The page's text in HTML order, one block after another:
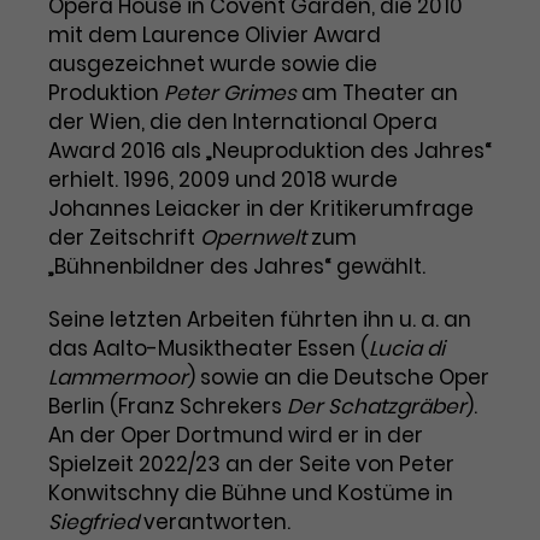
Benutzer*in wiedererkannt werden,
und es wird Zugang zu
geschützten Bereichen gewährt.
Name cookie_optin
Anbieter TYPO3
Laufzeit 1 Monat
Zweck
Enthält die gewählten Tracking-
Optin-Einstellungen.
Laufzeit 2 Jahre
Zweck
Dieses Cookie wird von Google
Analytics installiert. Das Cookie
wird verwendet, um
Besucher*innen-, Sitzungs- und
Kampagnendaten zu berechnen
und die Nutzung der Website für
den Analysebericht der Website zu
verfolgen. Die Cookies speichern
Informationen anonym und weisen
eine zufallsgenerierte Nummer zu,
um Besuche zu erkennen.
Name _gid
Anbieter Google Analytics
Marketing
Diese Gruppe beinhaltet alle Scripte, die es uns
ermöglichen die Leistung unserer
Werbekampagnen zu analysieren und
Conversions zu messen. Außerdem helfen sie
uns dabei Werbeanzeigen und Inhalte besser auf
die Interessen unserer Nutzer abzustimmen.
Name
_gcl_au
Anbieter Google Ads
Laufzeit 3 Monate
Zweck
Wird von Google verwendet, um
die Effizienz von Werbeanzeigen zu
messen und Conversions zu
speichern. Dieses Cookie hilft dabei
nachzuvollziehen, ob Nutzer über
Google-Anzeigen auf unsere
Website gelangt sind.
Cookie-Informationen
Opera House in Covent Garden, die 2010
mit dem Laurence Olivier Award
ausgezeichnet wurde sowie die
Produktion Peter Grimesam Theater an
der Wien, die den International Opera
Award 2016 als „Neuproduktion des Jahres“
erhielt. 1996, 2009 und 2018 wurde
Johannes Leiacker in der Kritikerumfrage
der Zeitschrift Opernweltzum
„Bühnenbildner des Jahres“ gewählt.
Seine letzten Arbeiten führten ihn u. a. an
das Aalto-Musiktheater Essen (Lucia di
Lammermoor) sowie an die Deutsche Oper
Berlin (Franz Schrekers Der Schatzgräber).
An der Oper Dortmund wird er in der
Spielzeit 2022/23 an der Seite von Peter
Konwitschny die Bühne und Kostüme in
Siegfriedverantworten.